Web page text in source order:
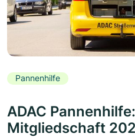
Pannenhilfe
ADAC
Mitgliedschaft